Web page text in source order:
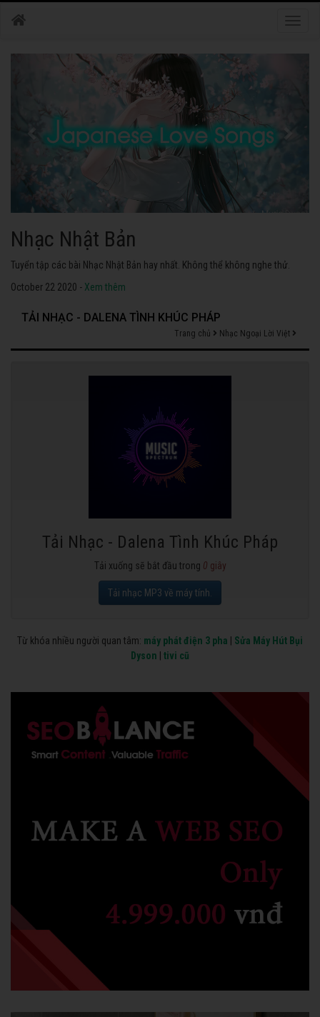
Nhạc Nhật Bản
Tuyển tập các bài Nhạc Nhật Bản hay nhất. Không thể không nghe thử.
October 22 2020 - Xem thêm
TẢI NHẠC - DALENA TÌNH KHÚC PHÁP
Trang chủ Nhạc Ngoại Lời Việt
Tải Nhạc - Dalena Tình Khúc Pháp
Tải xuống sẽ bắt đầu trong 0 giây
Tải nhạc MP3 về máy tính.
Từ khóa nhiều người quan tâm: máy phát điện 3 pha
Sửa Máy Hút Bụi
Dyson
tivi cũ